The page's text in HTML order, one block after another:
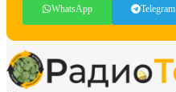
WhatsApp Telegram